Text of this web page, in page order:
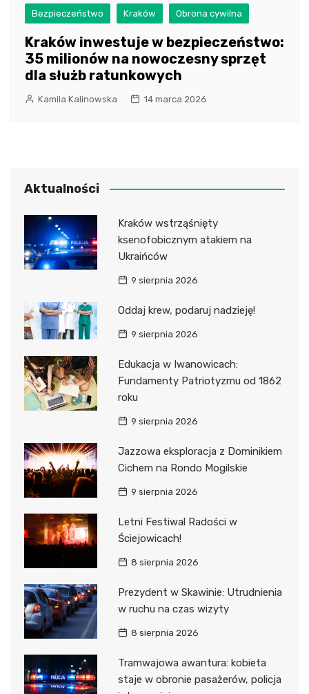
Bezpieczeństwo Kraków Obrona cywilna
Kraków inwestuje w bezpieczeństwo:
35 milionów na nowoczesny sprzęt
dla służb ratunkowych
Kamila Kalinowska 14 marca 2026
Aktualności
Kraków wstrząśnięty
ksenofobicznym atakiem na
Ukraińców
9 sierpnia 2026
Oddaj krew, podaruj nadzieję!
9 sierpnia 2026
Edukacja w Iwanowicach:
Fundamenty Patriotyzmu od 1862
roku
9 sierpnia 2026
Jazzowa eksploracja z Dominikiem
Cichem na Rondo Mogilskie
9 sierpnia 2026
Letni Festiwal Radości w
Ściejowicach!
8 sierpnia 2026
Prezydent w Skawinie: Utrudnienia
w ruchu na czas wizyty
8 sierpnia 2026
Tramwajowa awantura: kobieta
staje w obronie pasażerów, policja